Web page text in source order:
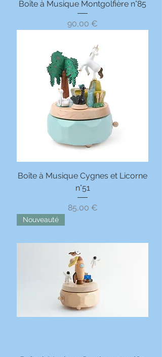
Boîte à Musique Montgolfière n°85
Prix
90,00 €
Boîte à Musique Cygnes et Licorne
n°51
Prix
85,00 €
Nouveauté